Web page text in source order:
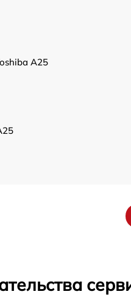
A25